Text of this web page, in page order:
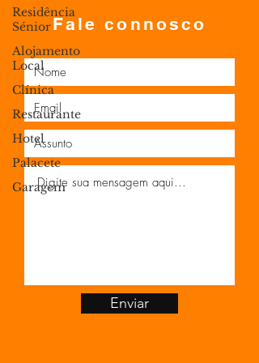
Residência
Sénior
Alojamento
Local
Clínica
Restaurante
Hotel
Palacete
Garagem
Fale connosco
Enviar